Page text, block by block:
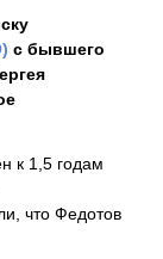
с бывшего
к 1,5 годам
что Федотов